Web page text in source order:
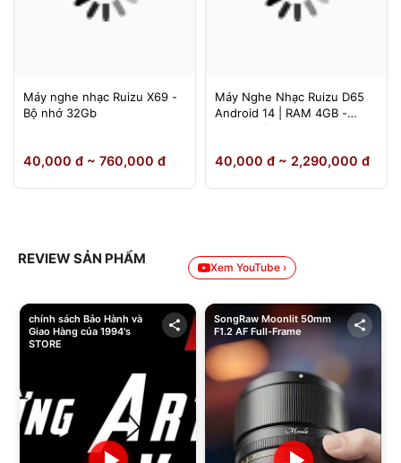
Máy nghe nhạc Ruizu X69 -
Bộ nhớ 32Gb
40,000 đ ~ 760,000 đ
Máy Nghe Nhạc Ruizu D65
Android 14 | RAM 4GB -
64GB Chính Hãng
40,000 đ ~ 2,290,000 đ
REVIEW SẢN PHẨM
Xem YouTube ›
chính sách Bảo Hành và
Giao Hàng của 1994's
STORE
SongRaw Moonlit 50mm
F1.2 AF Full-Frame